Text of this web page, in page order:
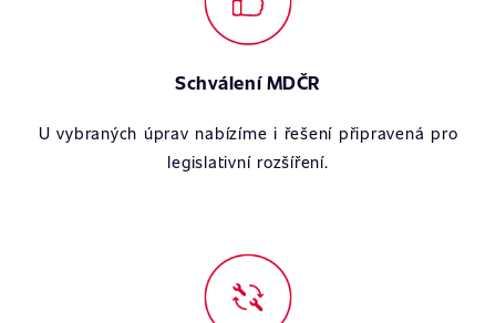
Schválení MDČR
U vybraných úprav nabízíme i řešení připravená pro
legislativní rozšíření.